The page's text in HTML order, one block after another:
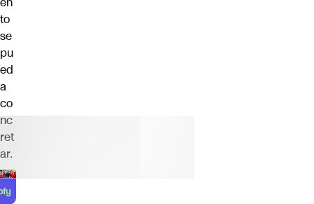
to
se
pu
ed
a
co
nc
ret
ar.